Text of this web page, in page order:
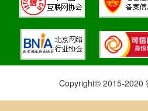
Copyright© 2015-2020